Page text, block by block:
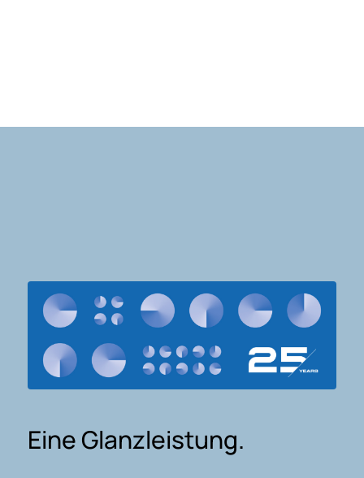
Eine Glanzleistung.